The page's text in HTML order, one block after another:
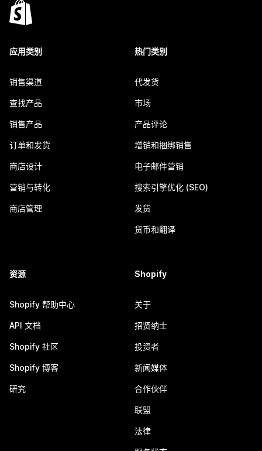
应用类别
销售渠道
查找产品
销售产品
订单和发货
商店设计
营销与转化
商店管理
热门类别
代发货
市场
产品评论
增销和捆绑销售
电子邮件营销
搜索引擎优化 (SEO)
发货
货币和翻译
资源
Shopify 帮助中心
API 文档
Shopify 社区
Shopify 博客
研究
Shopify
关于
招贤纳士
投资者
新闻媒体
合作伙伴
联盟
法律